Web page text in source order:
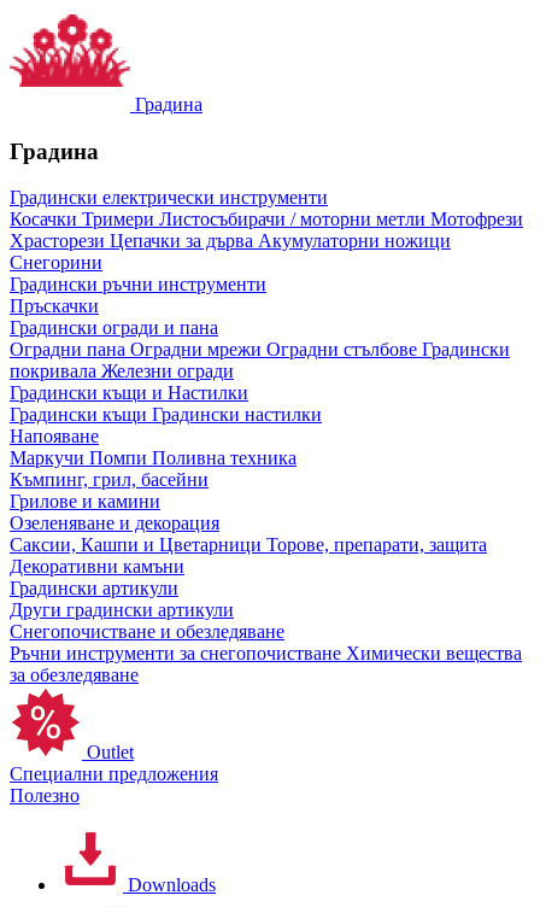
Градина
Градина
Градински електрически инструменти
Косачки Тримери Листосъбирачи / моторни метли Мотофрези
Храсторези Цепачки за дърва Акумулаторни ножици
Снегорини
Градински ръчни инструменти
Пръскачки
Градински огради и пана
Оградни пана Оградни мрежи Оградни стълбове Градински
покривала Железни огради
Градински къщи и Настилки
Градински къщи Градински настилки
Напояване
Маркучи Помпи Поливна техника
Къмпинг, грил, басейни
Грилове и камини
Озеленяване и декорация
Саксии, Кашпи и Цветарници Торове, препарати, защита
Декоративни камъни
Градински артикули
Други градински артикули
Снегопочистване и обезледяване
Ръчни инструменти за снегопочистване Химически вещества
за обезледяване
Outlet
Специални предложения
Полезно
Downloads